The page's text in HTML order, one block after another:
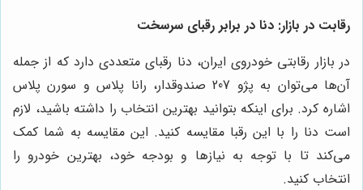
رقابت در بازار: دنا در برابر رقبای سرسخت
در بازار رقابتی خودروی ایران، دنا رقبای متعددی دارد که از جمله
آن‌ها می‌توان به پژو 207 صندوقدار، رانا پلاس و سورن پلاس
اشاره کرد. برای اینکه بتوانید بهترین انتخاب را داشته باشید، لازم
است دنا را با این رقبا مقایسه کنید. این مقایسه به شما کمک
می‌کند تا با توجه به نیازها و بودجه خود، بهترین خودرو را
انتخاب کنید.